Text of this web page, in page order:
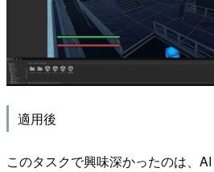
適用後
このタスクで興味深かったのは、